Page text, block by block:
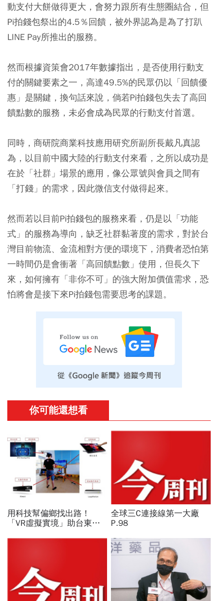
動支付大餅做得更大，會努力跟所有生態圈結合，但
Pi拍錢包祭出的4.5％回饋，被外界認為是為了打趴
LINE Pay所推出的服務。
然而根據資策會2017年數據指出，是否使用行動支
付的關鍵要素之一，高達49.5%的民眾仍以「回饋優
惠」是關鍵，換句話來說，倘若Pi拍錢包失去了高回
饋點數的服務，未必會成為民眾的行動支付首選。
同時，商研院商業科技應用研究所副所長戴凡真認
為，以目前中國大陸的行動支付來看，之所以成功是
在於「社群」場景的應用，像公眾號與會員之間有
「打錢」的需求，因此微信支付做得起來。
然而若以目前Pi拍錢包的服務來看，仍是以「功能
式」的服務為導向，缺乏社群黏著度的需求，對於台
灣目前物流、金流相對方便的環境下，消費者恐怕第
一時間仍是會衝著「高回饋點數」使用，但長久下
來，如何擁有「非你不可」的強大附加價值需求，恐
怕將會是接下來Pi拍錢包需要思考的課題。